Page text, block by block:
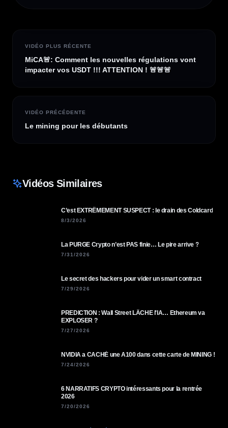
VIDÉO PLUS RÉCENTE
MiCA🚨: Comment les nouvelles régulations vont
impacter vos USDT !!! ATTENTION ! 🚨🚨🚨
VIDÉO PRÉCÉDENTE
Le mining pour les débutants
Vidéos Similaires
C’est EXTRÊMEMENT SUSPECT : le drain des Coldcard
8/3/2026
La PURGE Crypto n’est PAS finie… Le pire arrive ?
7/31/2026
Le secret des hackers pour vider un smart contract
7/29/2026
PREDICTION : Wall Street LÂCHE l'IA… Ethereum va
EXPLOSER ?
7/27/2026
NVIDIA a CACHÉ une A100 dans cette carte de MINING !
7/24/2026
6 NARRATIFS CRYPTO intéressants pour la rentrée
2026
7/20/2026